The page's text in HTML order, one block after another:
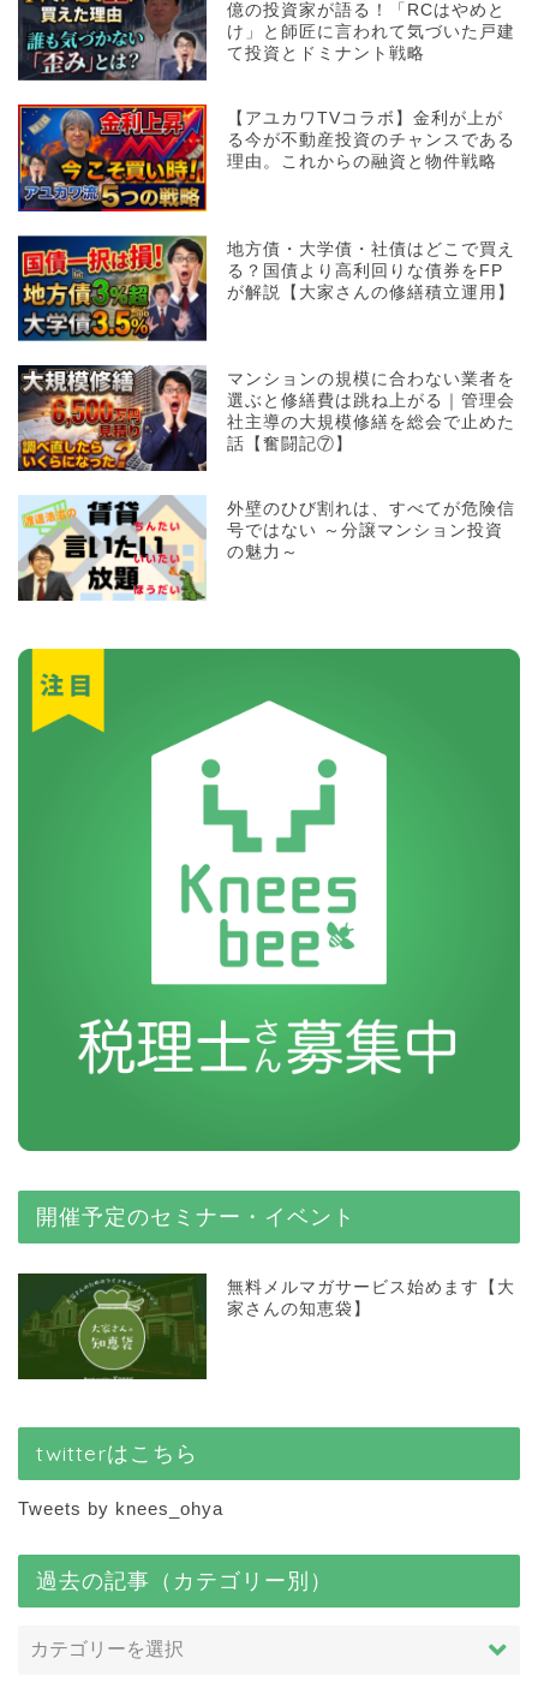
億の投資家が語る！「RCはやめと
け」と師匠に言われて気づいた戸建
て投資とドミナント戦略
【アユカワTVコラボ】金利が上が
る今が不動産投資のチャンスである
理由。これからの融資と物件戦略
地方債・大学債・社債はどこで買え
る？国債より高利回りな債券をFP
が解説【大家さんの修繕積立運用】
マンションの規模に合わない業者を
選ぶと修繕費は跳ね上がる｜管理会
社主導の大規模修繕を総会で止めた
話【奮闘記⑦】
外壁のひび割れは、すべてが危険信
号ではない ～分譲マンション投資
の魅力～
開催予定のセミナー・イベント
無料メルマガサービス始めます【大
家さんの知恵袋】
twitterはこちら
Tweets by knees_ohya
過去の記事（カテゴリー別）